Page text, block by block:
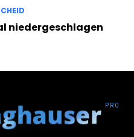
niedergeschlagen